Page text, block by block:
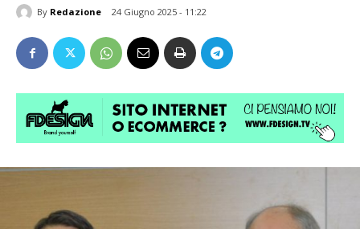
By Redazione 24 Giugno 2025 - 11:22